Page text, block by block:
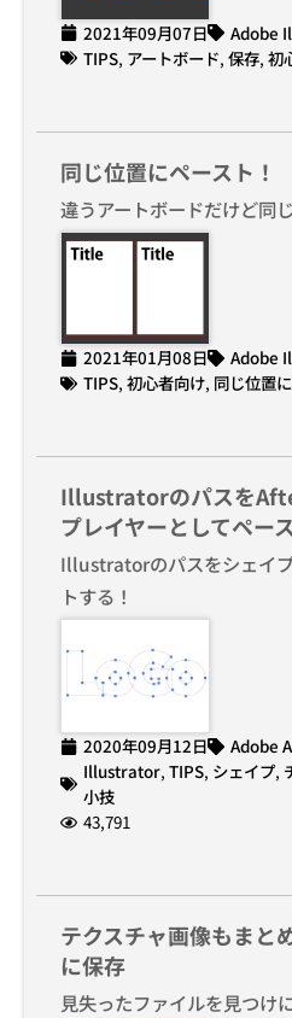
2021年09月07日
Adobe
TIPS, アートボード, 保存, 初
同じ位置にペースト！
違うアートボードだけど同
2021年01月08日
Adobe
TIPS, 初心者向け, 同じ位置
Illustratorのパスを
プレイヤーとしてペー
Illustratorのパスをシェイ
トする！
2020年09月12日
Adobe
Illustrator, TIPS, シェイプ,
小技
43,791
テクスチャ画像もまと
に保存
見失ったファイルを見つけ